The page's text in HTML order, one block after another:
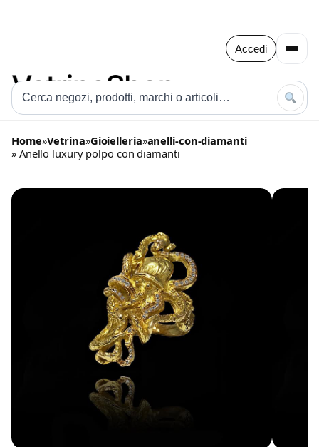
Accedi
Home»Vetrina»Gioielleria»anelli-con-diamanti
» Anello luxury polpo con diamanti